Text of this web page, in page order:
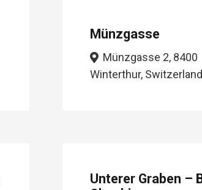
Münzgasse
Münzgasse 2, 8400
Winterthur, Switzerland
Unterer Graben –